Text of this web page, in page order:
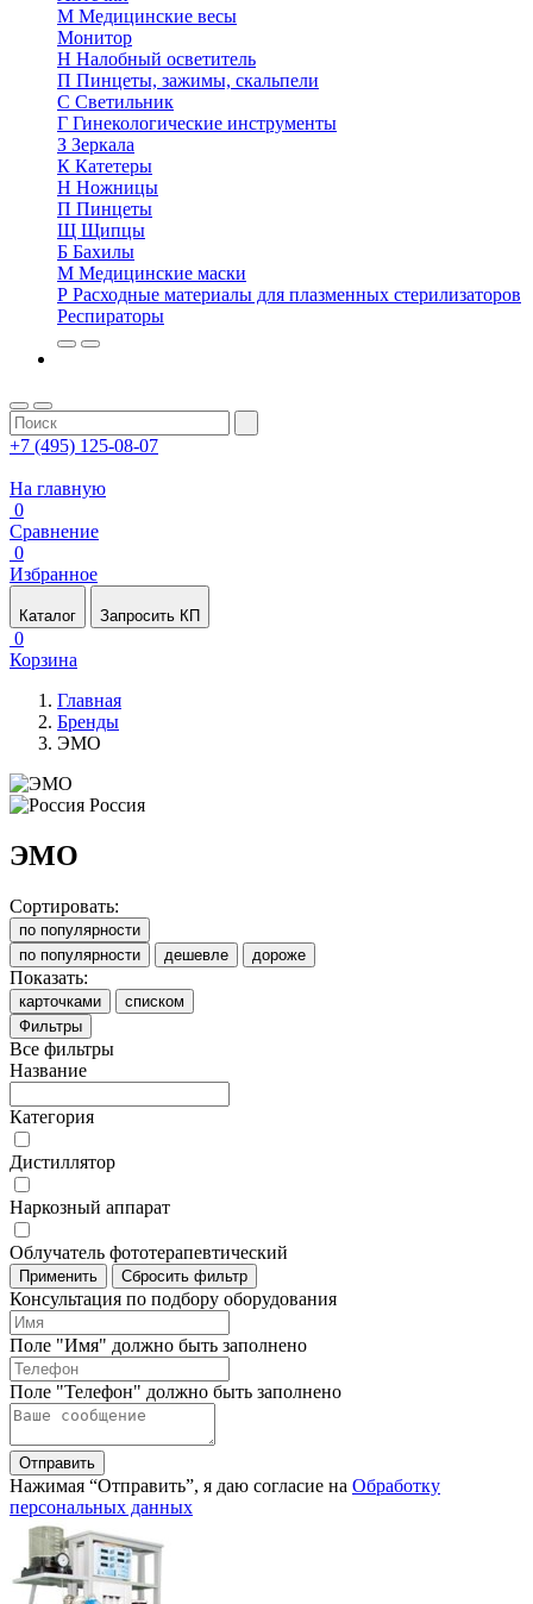
М Медицинские весы
Монитор
Н Налобный осветитель
П Пинцеты, зажимы, скальпели
С Светильник
Г Гинекологические инструменты
З Зеркала
К Катетеры
Н Ножницы
П Пинцеты
Щ Щипцы
Б Бахилы
М Медицинские маски
Р Расходные материалы для плазменных стерилизаторов
Респираторы
+7 (495) 125-08-07
На главную
0
Сравнение
0
Избранное
Каталог Запросить КП
0
Корзина
Главная
Бренды
ЭМО
Россия
ЭМО
Сортировать:
по популярности
по популярности
дешевле дороже
Показать:
карточками
списком
Фильтры
Все фильтры
Название
Категория
Дистиллятор
Наркозный аппарат
Облучатель фототерапевтический
Применить Сбросить фильтр
Консультация по подбору оборудования
Поле "Имя" должно быть заполнено
Поле "Телефон" должно быть заполнено
Отправить
Нажимая “Отправить”, я даю согласие на Обработку
персональных данных